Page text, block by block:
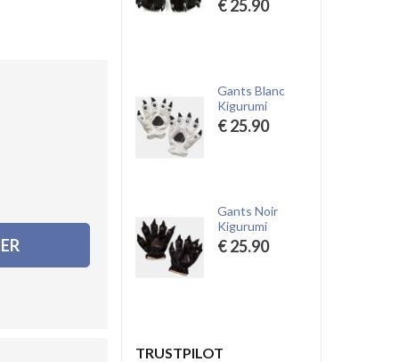
€ 25.90
Gants Blanc
Kigurumi
€ 25.90
Gants Noir
Kigurumi
€ 25.90
TRUSTPILOT